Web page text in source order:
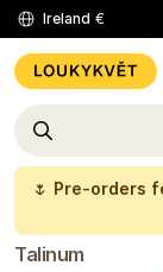
Ireland €
🌷 Pre-orders
Talinum